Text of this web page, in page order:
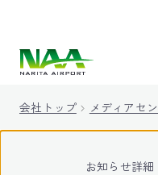
会社トップ メディアセ
お知らせ詳細